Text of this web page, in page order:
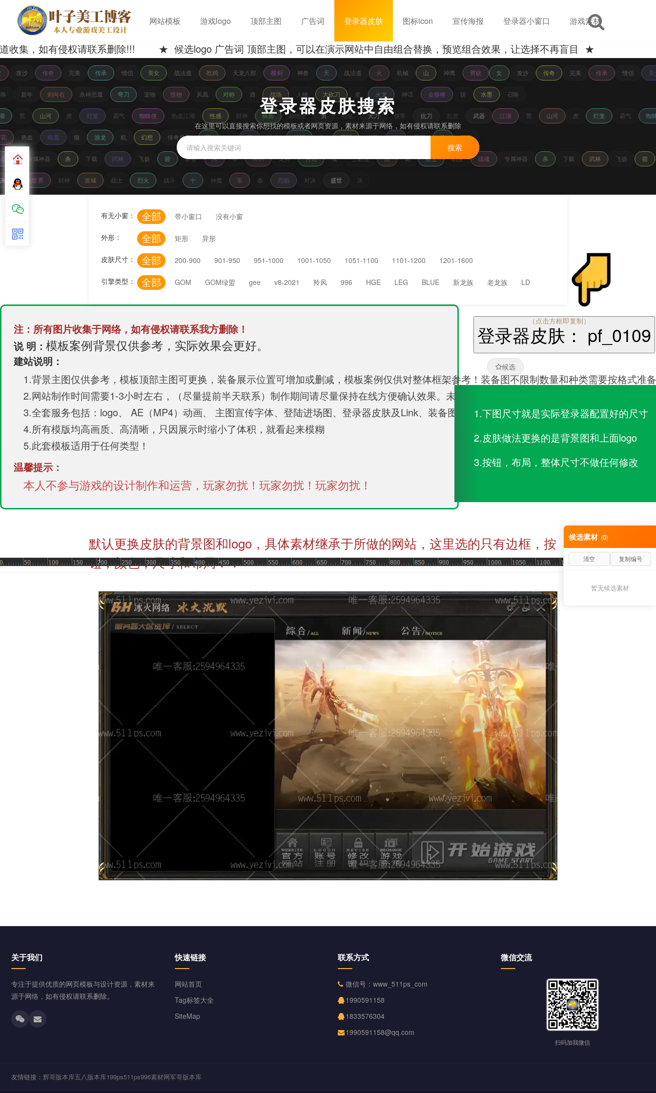
网站模板 游戏logo 顶部主图 广告词 登录器皮肤 图标icon 宣传海报 登录器小窗口 游戏素材
如有侵权请联系删除!!! ★ 候选logo 广告词 顶部主图，可以在演示网站中自由组合替换，预览组合效果，让选择不再盲目 ★
攻沙 传奇 完美 传承 情侣 美女 战法道 吃鸡 天龙八部 横剑 神兽 天 战法道 火 机械 山 神鹰 劈砍 女 攻沙 传奇 完美 传承 情侣 美
新年 剑向右 杀神恶魔 弯刀 宠物 怪物 凤凰 对称 酒 战场 人物 大砍刀 老 火龙 神话 金箍棒 斩 水墨 召唤
荒 山河 虎 灯笼 霸气 蜘蛛侠 热血江湖 性感 财神 犄角 孙悟空 男 蜡笔 大刀 侠客 抗刀 乱世 武器 江湖 荒 山河 虎 灯笼 霸气 蜘
花 热血 暗黑 狼 游龙 机 幻想 传奇世界 龍 二 刀 特效 战舰 如 三国 古装 鬼 恶魔 枪 荷花
魂 专属神器 杀 下载 武林 飞扬 箭 新春 河 琴 神剑 龙神 月亮 魔 三职业 国 霸 星王 职业 战魂 专属神器 杀 下载 武林 飞扬 箭
决 完美世界 封神 攻城 战士 烈火 战斗 十 神魔 车 春 烈焰 对决 盛世 决
登录器皮肤搜索
在这里可以直接搜索你想找的模板或者网页资源，素材来源于网络，如有侵权请联系删除
搜索
有无小窗： 全部 带小窗口 没有小窗
外形： 全部 矩形 异形
皮肤尺寸： 全部 200-900 901-950 951-1000 1001-1050 1051-1100 1101-1200 1201-1600
引擎类型： 全部 GOM GOM绿盟 gee v8-2021 羚风 996 HGE LEG BLUE 新龙族 老龙族 LD
注：所有图片收集于网络，如有侵权请联系我方删除！
说 明： 模板案例背景仅供参考，实际效果会更好。
建站说明：
1.背景主图仅供参考，模板顶部主图可更换，装备展示位置可增加或删减，模板案例仅供对整体框架参考！装备图不限制数量和种类需要按格式准
2.网站制作时间需要1-3小时左右，（尽量提前半天联系）制作期间请尽量保持在线方便确认效果。未能及时确认将暂时停止制作，直到得到确认!
3.全套服务包括：logo、 AE（MP4）动画、 主图宣传字体、登陆进场图、登录器皮肤及Link、装备图、动态小logo！等....
4.所有模版均高画质、高清晰，只因展示时缩小了体积，就看起来模糊
5.此套模板适用于任何类型！
温馨提示：
本人不参与游戏的设计制作和运营，玩家勿扰！玩家勿扰！玩家勿扰！
（点击方框即复制）
登录器皮肤： pf_0109
候选
1.下图尺寸就是实际登录器配置好的尺寸
2.皮肤做法更换的是背景图和上面logo
3.按钮，布局，整体尺寸不做任何修改
默认更换皮肤的背景图和logo，具体素材继承于所做的网站，这里选的只有边框，按
钮，颜色，尺寸和布局！！
关于我们
专注于提供优质的网页模板与设计资源，素材来
源于网络，如有侵权请联系删除。
快速链接
网站首页
Tag标签大全
SiteMap
联系方式
微信号：www_511ps_com
1990591158
1833576304
1990591158@qq.com
微信交流
扫码加我微信
友情链接：辉哥版本库五八版本库199ps511ps996素材网军哥版本库
候选素材 (0)
清空 复制编号
暂无候选素材